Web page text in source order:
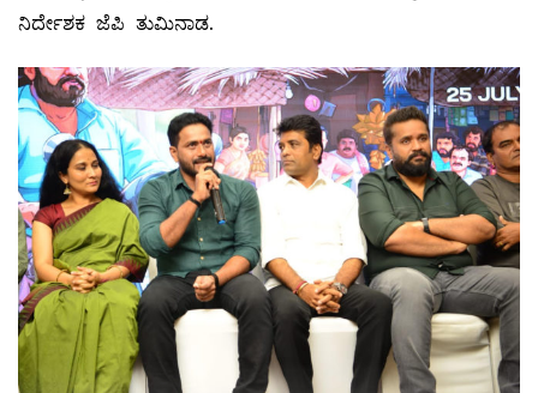
ನಿರ್ದೇಶಕ ಜೆಪಿ ತುಮಿನಾಡ.